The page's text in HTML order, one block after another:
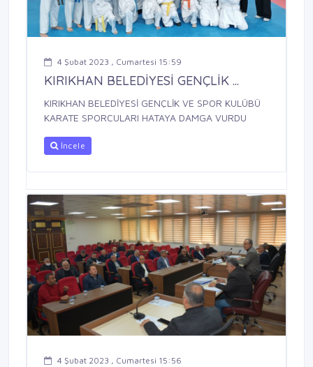
4 Şubat 2023 , Cumartesi 15:59
KIRIKHAN BELEDİYESİ GENÇLİK ...
KIRIKHAN BELEDİYESİ GENÇLİK VE SPOR KULÜBÜ
KARATE SPORCULARI HATAYA DAMGA VURDU
İncele
4 Şubat 2023 , Cumartesi 15:56